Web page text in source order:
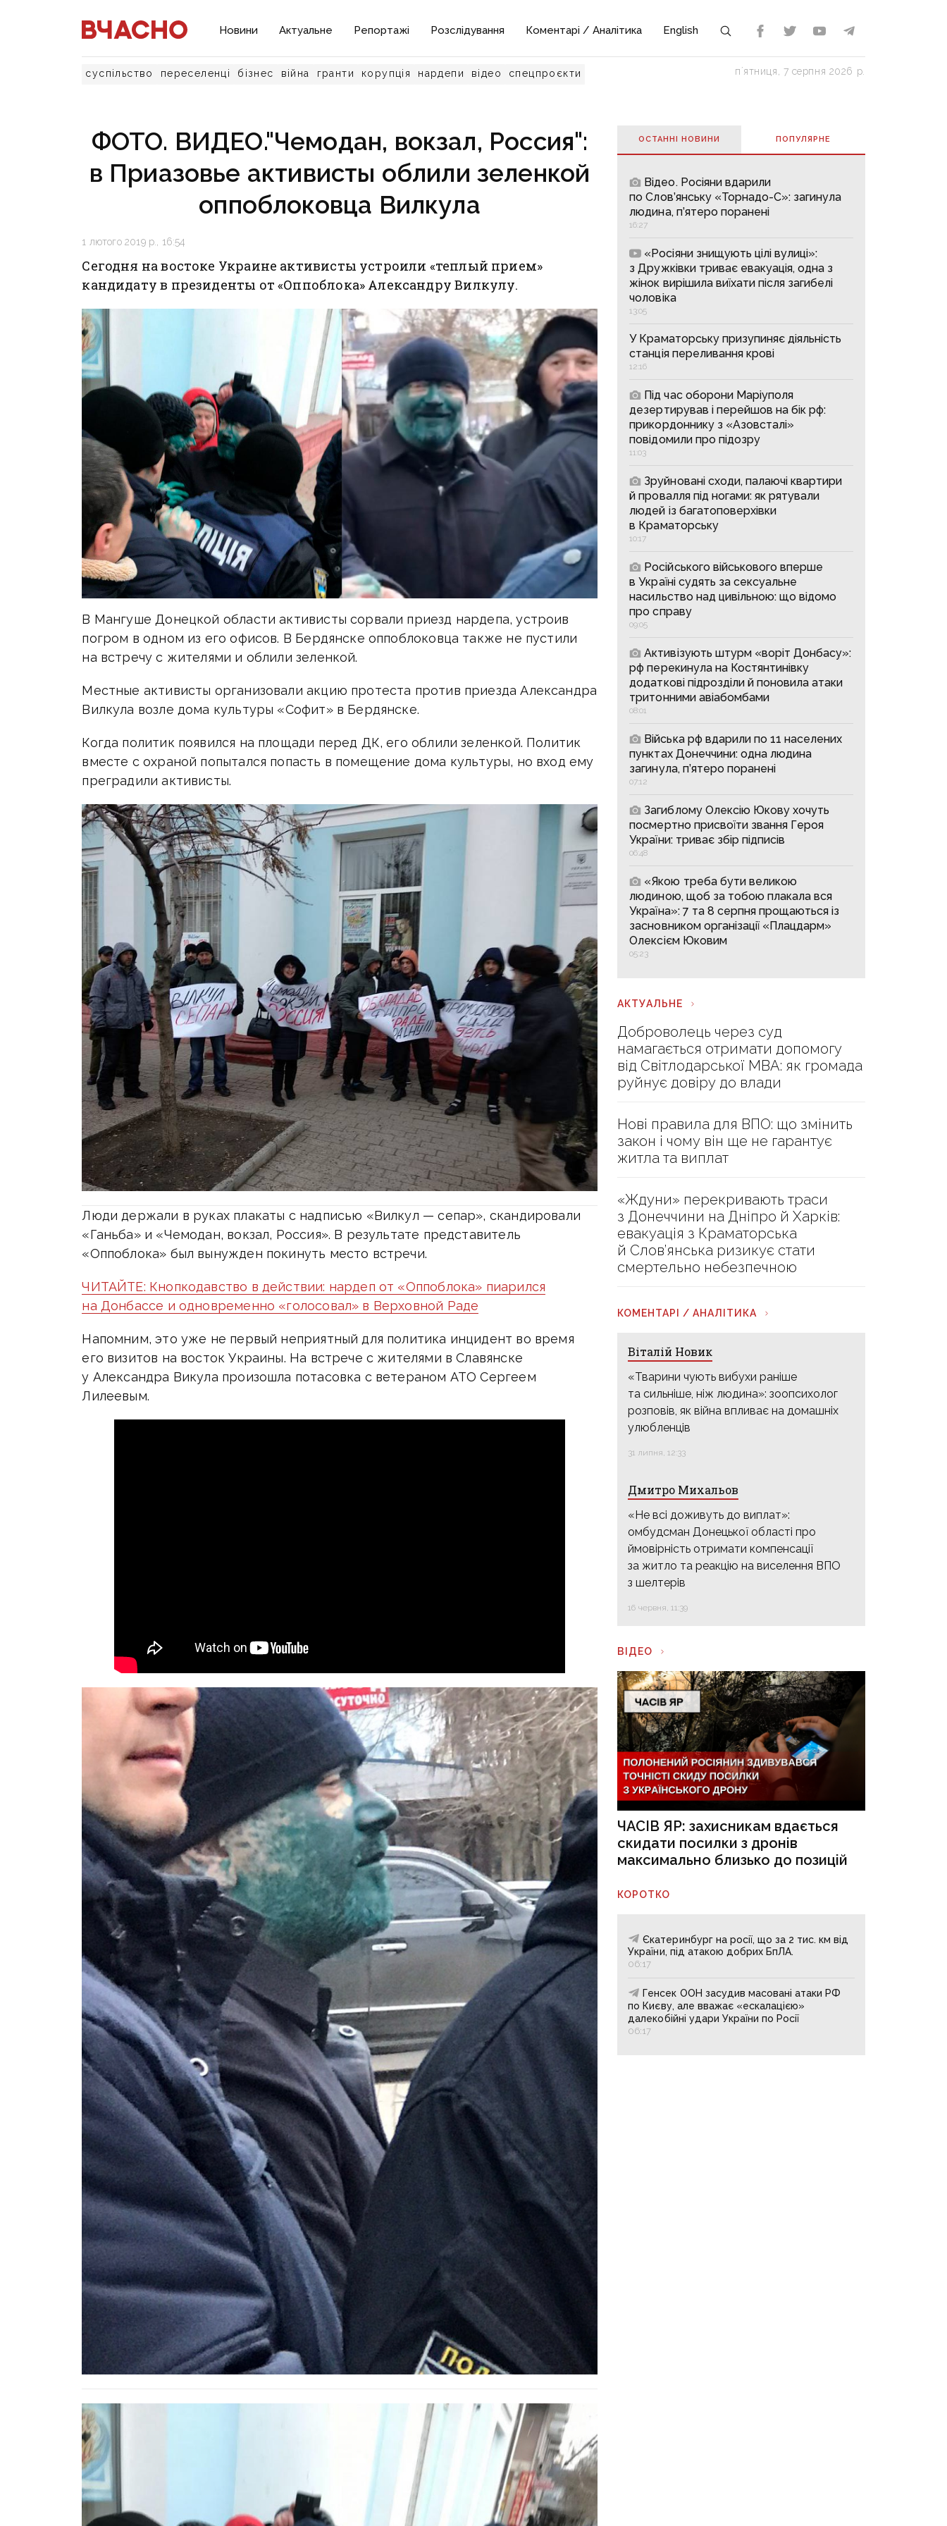
Новини Актуальне Репортажі Розслідування Коментарі / Аналітика English
суспільство переселенці бізнес війна гранти корупція нардепи відео спецпроєкти пʼятниця, 7 серпня 2026 р.
ФОТО. ВИДЕО."Чемодан, вокзал, Россия":
в Приазовье активисты облили зеленкой
оппоблоковца Вилкула
1 лютого 2019 р., 16:54
Сегодня на востоке Украине активисты устроили «теплый прием»
кандидату в президенты от «Оппоблока» Александру Вилкулу.
В Мангуше Донецкой области активисты сорвали приезд нардепа, устроив
погром в одном из его офисов. В Бердянске оппоблоковца также не пустили
на встречу с жителями и облили зеленкой.
Местные активисты организовали акцию протеста против приезда Александра
Вилкула возле дома культуры «Софит» в Бердянске.
Когда политик появился на площади перед ДК, его облили зеленкой. Политик
вместе с охраной попытался попасть в помещение дома культуры, но вход ему
преградили активисты.
Люди держали в руках плакаты с надписью «Вилкул — сепар», скандировали
«Ганьба» и «Чемодан, вокзал, Россия». В результате представитель
«Оппоблока» был вынужден покинуть место встречи.
ЧИТАЙТЕ: Кнопкодавство в действии: нардеп от «Оппоблока» пиарился
на Донбассе и одновременно «голосовал» в Верховной Раде
Напомним, это уже не первый неприятный для политика инцидент во время
его визитов на восток Украины. На встрече с жителями в Славянске
у Александра Викула произошла потасовка с ветераном АТО Сергеем
Лилеевым.
ОСТАННІ НОВИНИ ПОПУЛЯРНE
Відео. Росіяни вдарили
по Слов’янську «Торнадо-С»: загинула
людина, п’ятеро поранені
16:27
«Росіяни знищують цілі вулиці»:
з Дружківки триває евакуація, одна з
жінок вирішила виїхати після загибелі
чоловіка
13:05
У Краматорську призупиняє діяльність
станція переливання крові
12:16
Під час оборони Маріуполя
дезертирував і перейшов на бік рф:
прикордоннику з «Азовсталі»
повідомили про підозру
11:03
Зруйновані сходи, палаючі квартири
й провалля під ногами: як рятували
людей із багатоповерхівки
в Краматорську
10:17
Російського військового вперше
в Україні судять за сексуальне
насильство над цивільною: що відомо
про справу
09:05
Активізують штурм «воріт Донбасу»:
рф перекинула на Костянтинівку
додаткові підрозділи й поновила атаки
тритонними авіабомбами
08:01
Війська рф вдарили по 11 населених
пунктах Донеччини: одна людина
загинула, п’ятеро поранені
07:12
Загиблому Олексію Юкову хочуть
посмертно присвоїти звання Героя
України: триває збір підписів
06:48
«Якою треба бути великою
людиною, щоб за тобою плакала вся
Україна»: 7 та 8 серпня прощаються із
засновником організації «Плацдарм»
Олексієм Юковим
05:23
АКТУАЛЬНЕ
Доброволець через суд
намагається отримати допомогу
від Світлодарської МВА: як громада
руйнує довіру до влади
Нові правила для ВПО: що змінить
закон і чому він ще не гарантує
житла та виплат
«Ждуни» перекривають траси
з Донеччини на Дніпро й Харків:
евакуація з Краматорська
й Слов’янська ризикує стати
смертельно небезпечною
КОМЕНТАРІ / АНАЛІТИКА
Віталій Новик
«Тварини чують вибухи раніше
та сильніше, ніж людина»: зоопсихолог
розповів, як війна впливає на домашніх
улюбленців
31 липня, 12:33
Дмитро Михальов
«Не всі доживуть до виплат»:
омбудсман Донецької області про
ймовірність отримати компенсації
за житло та реакцію на виселення ВПО
з шелтерів
16 червня, 11:39
ВІДЕО
ЧАСІВ ЯР: захисникам вдається
скидати посилки з дронів
максимально близько до позицій
КОРОТКО
Єкатеринбург на росії, що за 2 тис. км від
України, під атакою добрих БпЛА.
06:17
Генсек ООН засудив масовані атаки РФ
по Києву, але вважає «ескалацією»
далекобійні удари України по Росії
06:17